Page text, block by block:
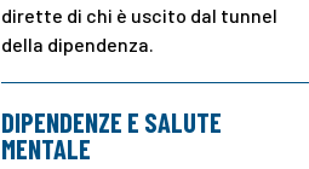
dirette di chi è uscito dal tunnel
della dipendenza.
DIPENDENZE E SALUTE
MENTALE